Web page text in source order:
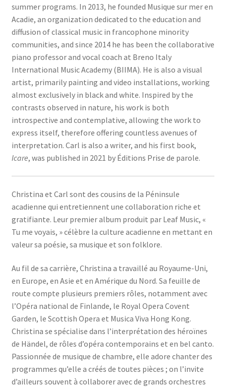
summer programs. In 2013, he founded Musique sur mer en
Acadie, an organization dedicated to the education and
diffusion of classical music in francophone minority
communities, and since 2014 he has been the collaborative
piano professor and vocal coach at Breno Italy
International Music Academy (BIIMA). He is also a visual
artist, primarily painting and video installations, working
almost exclusively in black and white. Inspired by the
contrasts observed in nature, his work is both
introspective and contemplative, allowing the work to
express itself, therefore offering countless avenues of
interpretation. Carl is also a writer, and his first book,
Icare, was published in 2021 by Éditions Prise de parole.
Christina et Carl sont des cousins de la Péninsule
acadienne qui entretiennent une collaboration riche et
gratifiante. Leur premier album produit par Leaf Music, «
Tu me voyais, » célèbre la culture acadienne en mettant en
valeur sa poésie, sa musique et son folklore.
Au fil de sa carrière, Christina a travaillé au Royaume-Uni,
en Europe, en Asie et en Amérique du Nord. Sa feuille de
route compte plusieurs premiers rôles, notamment avec
l’Opéra national de Finlande, le Royal Opera Covent
Garden, le Scottish Opera et Musica Viva Hong Kong.
Christina se spécialise dans l’interprétation des héroïnes
de Händel, de rôles d’opéra contemporains et en bel canto.
Passionnée de musique de chambre, elle adore chanter des
programmes qu’elle a créés de toutes pièces ; on l’invite
d’ailleurs souvent à collaborer avec de grands orchestres